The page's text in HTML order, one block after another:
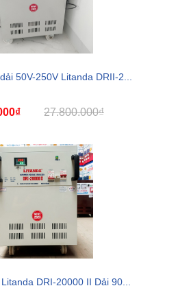
50V-250V Litanda DRII-2...
27.800.000₫
DRI-20000 II Dải 90...